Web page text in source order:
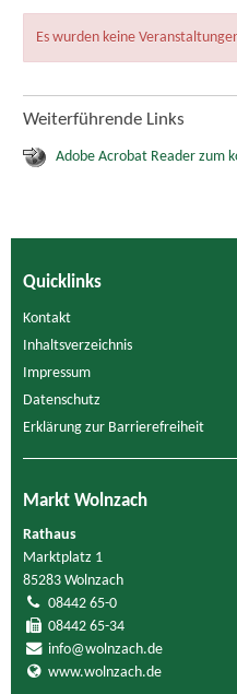
Es wurden keine
Weiterführende Links
Adobe Acrobat Reader zum
Quicklinks
Kontakt
Inhaltsverzeichnis
Impressum
Datenschutz
Erklärung zur Barrierefreiheit
Markt Wolnzach
Rathaus
Marktplatz 1
85283 Wolnzach
08442 65-0
08442 65-34
info@wolnzach.de
www.wolnzach.de